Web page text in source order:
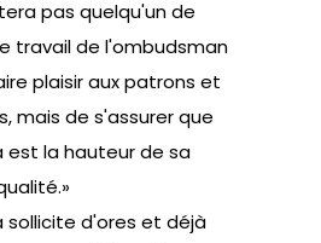
pas quelqu'un de
travail de l'ombudsman
plaisir aux patrons et
mais de s'assurer que
est la hauteur de sa
sollicite d'ores et déjà